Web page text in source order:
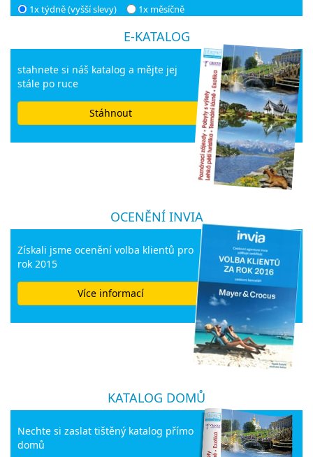
1x týdně (vyšší slevy) 1x měsíčně
E-KATALOG
stahnete si náš katalog a mějte jej
stále po ruce
Stáhnout
OCENĚNÍ INVIA
Získali jsme ocenění volba klientů pro
rok 2015
Více informací
KATALOG DOMŮ
Nechte si zaslat tištěný katalog přímo
domů